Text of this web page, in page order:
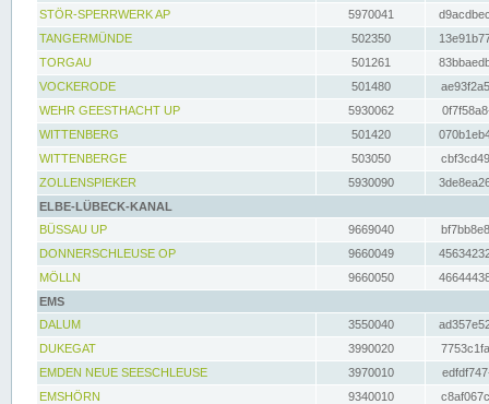
STÖR-SPERRWERK AP 5970041
TANGERMÜNDE
502350
TORGAU
501261
VOCKERODE
501480
WEHR GEESTHACHT UP
5930062
WITTENBERG
501420
WITTENBERGE
503050
ZOLLENSPIEKER
5930090
ELBE-LÜBECK-KANAL
BÜSSAU UP
9669040
DONNERSCHLEUSE OP
9660049
MÖLLN
9660050
EMS
DALUM
3550040
DUKEGAT
3990020
EMDEN NEUE SEESCHLEUSE
3970010
EMSHÖRN
9340010